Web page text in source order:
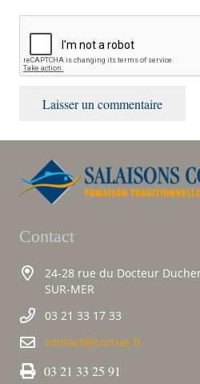
Laisser un commentaire
Contact
24-28 rue du Docteur
SUR-MER
03 21 33 17 33
contact@corrue.fr
03 21 33 25 91